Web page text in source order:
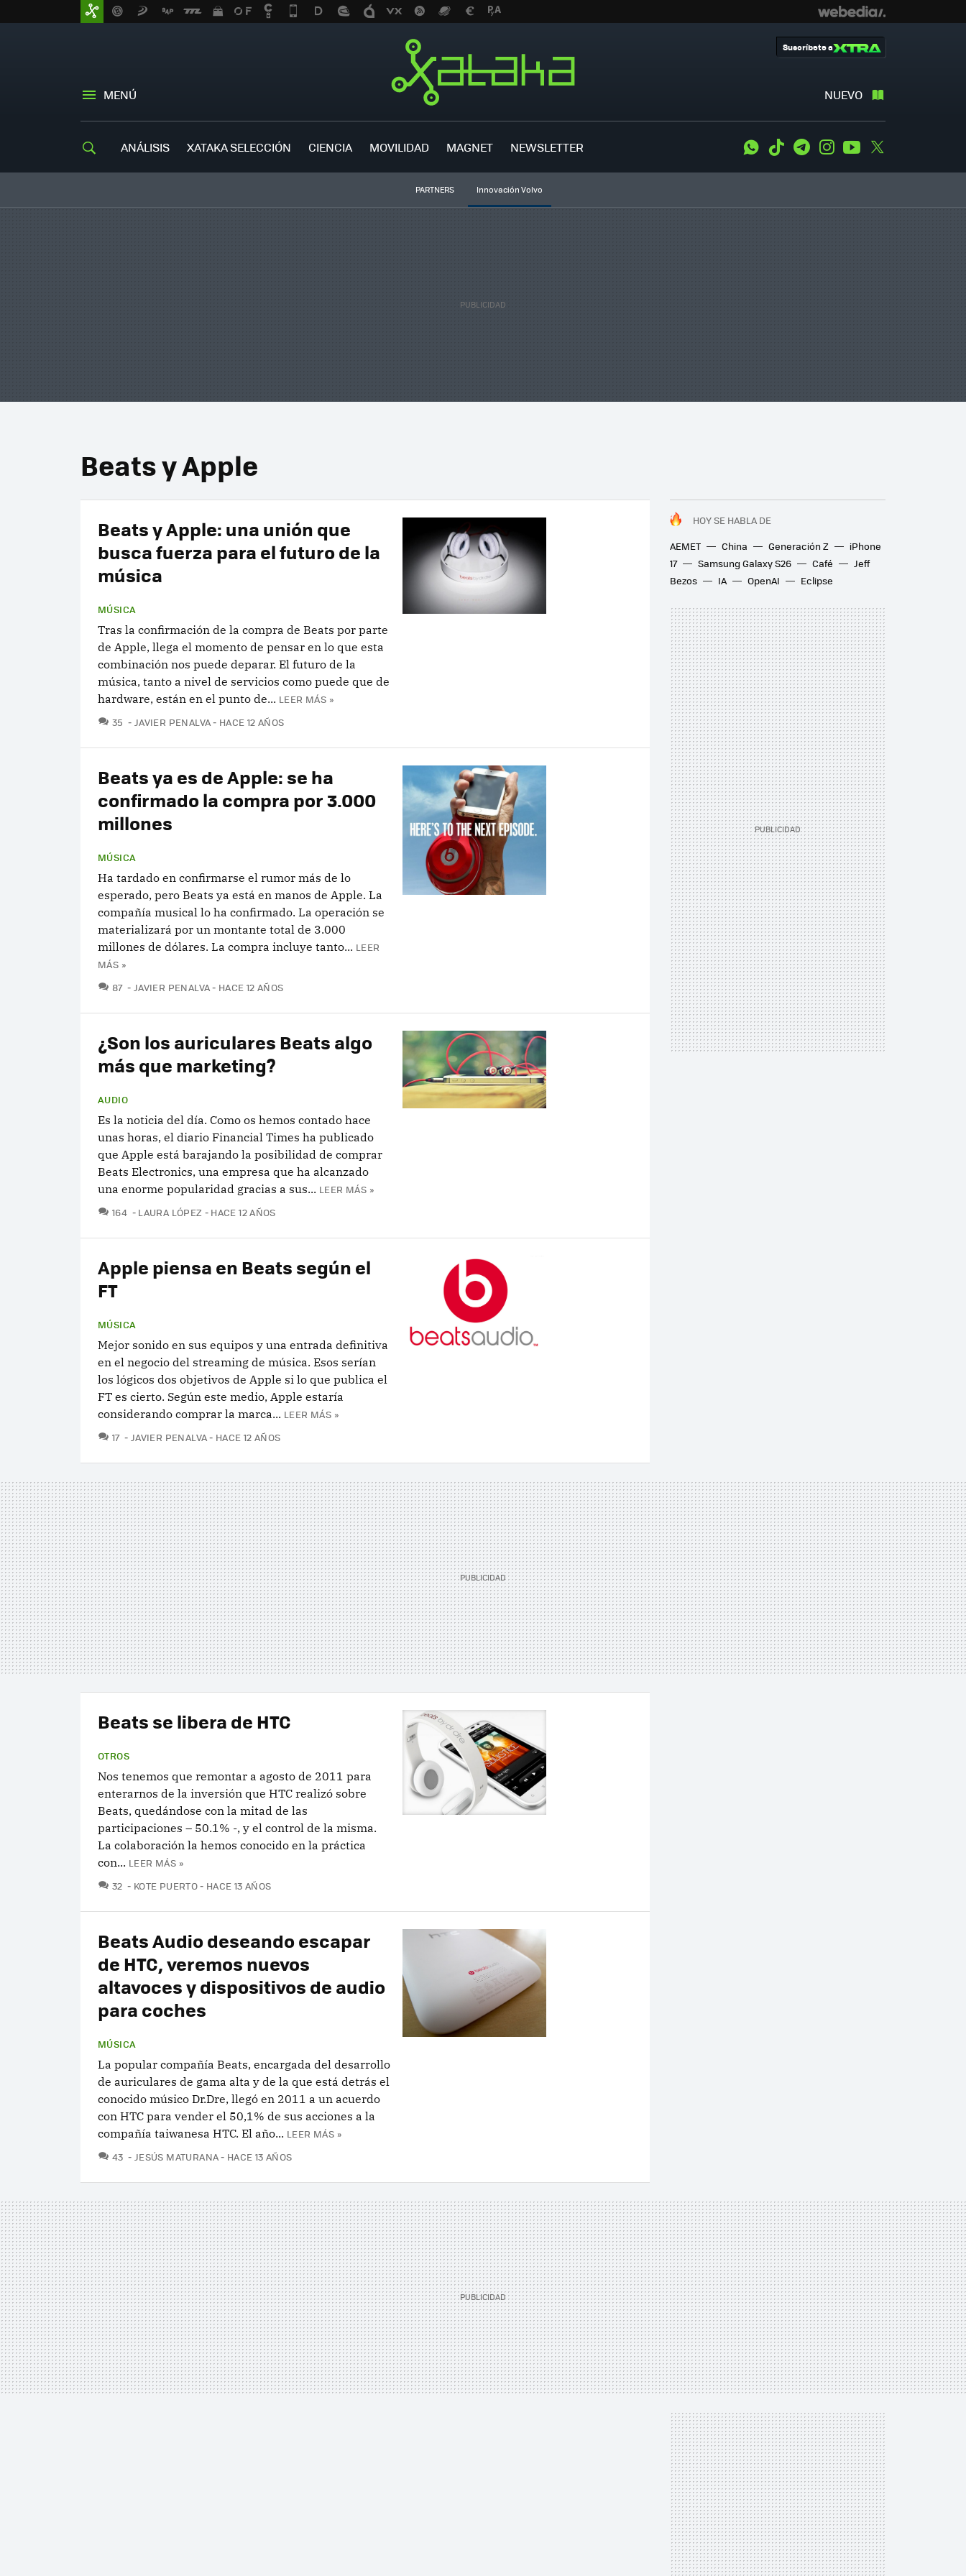
MENÚ NUEVO
Suscríbete a
ANÁLISIS XATAKA SELECCIÓN CIENCIA MOVILIDAD MAGNET NEWSLETTER WhatsApp
Tiktok TelegramInstagramYoutube
PARTNERS Innovación Volvo
Beats y Apple
HOY SE HABLA DE
AEMET
China Generación Z
iPhone
17
Samsung Galaxy S26 Café
Jeff
Bezos
IA OpenAI Eclipse
Beats y Apple: una unión que
busca fuerza para el futuro de la
música
MÚSICA
Tras la confirmación de la compra de Beats por parte
de Apple, llega el momento de pensar en lo que esta
combinación nos puede deparar. El futuro de la
música, tanto a nivel de servicios como puede que de
hardware, están en el punto de... LEER MÁS »
35 COMENTARIOS
JAVIER PENALVA HACE 12 AÑOS
Beats ya es de Apple: se ha
confirmado la compra por 3.000
millones
MÚSICA
Ha tardado en confirmarse el rumor más de lo
esperado, pero Beats ya está en manos de Apple. La
compañía musical lo ha confirmado. La operación se
materializará por un montante total de 3.000
millones de dólares. La compra incluye tanto... LEER
MÁS »
87 COMENTARIOS
JAVIER PENALVA HACE 12 AÑOS
¿Son los auriculares Beats algo
más que marketing?
AUDIO
Es la noticia del día. Como os hemos contado hace
unas horas, el diario Financial Times ha publicado
que Apple está barajando la posibilidad de comprar
Beats Electronics, una empresa que ha alcanzado
una enorme popularidad gracias a sus... LEER MÁS »
164 COMENTARIOS
LAURA LÓPEZ HACE 12 AÑOS
Apple piensa en Beats según el
FT
MÚSICA
Mejor sonido en sus equipos y una entrada definitiva
en el negocio del streaming de música. Esos serían
los lógicos dos objetivos de Apple si lo que publica el
FT es cierto. Según este medio, Apple estaría
considerando comprar la marca... LEER MÁS »
17 COMENTARIOS
JAVIER PENALVA HACE 12 AÑOS
Beats se libera de HTC
OTROS
Nos tenemos que remontar a agosto de 2011 para
enterarnos de la inversión que HTC realizó sobre
Beats, quedándose con la mitad de las
participaciones – 50.1% -, y el control de la misma.
La colaboración la hemos conocido en la práctica
con... LEER MÁS »
32 COMENTARIOS
KOTE PUERTO HACE 13 AÑOS
Beats Audio deseando escapar
de HTC, veremos nuevos
altavoces y dispositivos de audio
para coches
MÚSICA
La popular compañía Beats, encargada del desarrollo
de auriculares de gama alta y de la que está detrás el
conocido músico Dr.Dre, llegó en 2011 a un acuerdo
con HTC para vender el 50,1% de sus acciones a la
compañía taiwanesa HTC. El año... LEER MÁS »
43 COMENTARIOS
JESÚS MATURANA HACE 13 AÑOS